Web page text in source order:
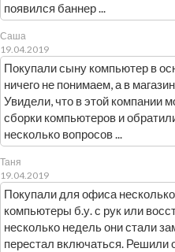
появился баннер ...
Саша
19.04.2019
Покупали сыну компьютер в
ничего не понимаем, а в
Увидели, что в этой компании
сборки компьютеров и
несколько вопросов ...
Таня
19.04.2019
Покупали для офиса
компьютеры б.у. с рук или
несколько недель они стали
перестал включаться. Решили